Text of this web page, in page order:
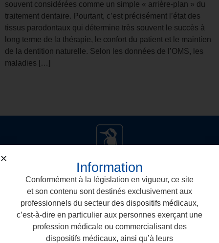
souvent considérées comme un simple « arrière-plan » du
traitement dentaire. Pourtant, c’est précisément l’état des
tissus parodontaux qui détermine très souvent le succès à
long terme de la thérapie, le confort du patient et le maintien
de la dentition naturelle. Selon les données de l’OMS, les
maladies […]
Arkona Laboratorium Farmakologii Stomatologicznej
Nasutów 99 C, 21-025 Niemce
Information
Conformément à la législation en vigueur, ce site
et son contenu sont destinés exclusivement aux
professionnels du secteur des dispositifs médicaux,
c’est-à-dire en particulier aux personnes exerçant une
profession médicale ou commercialisant des
dispositifs médicaux, ainsi qu’à leurs